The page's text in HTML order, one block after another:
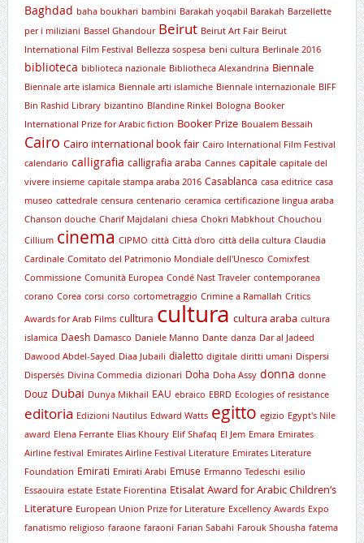
Baghdad baha boukhari bambini Barakah yoqabil Barakah Barzellette
per i miliziani Bassel Ghandour Beirut Beirut Art Fair Beirut
International Film Festival Bellezza sospesa beni cultura Berlinale 2016
biblioteca biblioteca nazionale Bibliotheca Alexandrina Biennale
Biennale arte islamica Biennale arti islamiche Biennale internazionale BIFF
Bin Rashid Library bizantino Blandine Rinkel Bologna Booker
International Prize for Arabic fiction Booker Prize Boualem Bessaih
Cairo Cairo international book fair Cairo International Film Festival
calendario calligrafia calligrafia araba Cannes capitale capitale del
vivere insieme capitale stampa araba 2016 Casablanca casa editrice casa
museo cattedrale censura centenario ceramica certificazione lingua araba
Chanson douche Charif Majdalani chiesa Chokri Mabkhout Chouchou
Cillium cinema CIPMO città Città d'oro città della cultura Claudia
Cardinale Comitato del Patrimonio Mondiale dell'Unesco Comixfest
Commissione Comunità Europea Condé Nast Traveler contemporanea
corano Corea corsi corso cortometraggio Crimine a Ramallah Critics
Awards for Arab Films culltura cultura cultura araba cultura
islamica Daesh Damasco Daniele Manno Dante danza Dar al Jadeed
Dawood Abdel-Sayed Diaa Jubaili dialetto digitale diritti umani Dispersi
Dispersés Divina Commedia dizionari Doha Doha Assy donna donne
Douz Dubai Dunya Mikhail EAU ebraico EBRD Ecologies of resistance
editoria Edizioni Nautilus Edward Watts egitto egizio Egypt's Nile
award Elena Ferrante Elias Khoury Elif Shafaq El Jem Emara Emirates
Airline festival Emirates Airline Festival Literature Emirates Literature
Foundation Emirati Emirati Arabi Emuse Ermanno Tedeschi esilio
Essaouira estate Estate Fiorentina Etisalat Award for Arabic Children’s
Literature European Union Prize for Literature Excellency Awards Expo
fanatismo religioso faraone faraoni Farian Sabahi Farouk Shousha fatema